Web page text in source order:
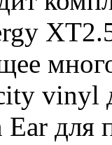
vinyl
для